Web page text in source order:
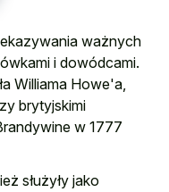
ważnych
i dowódcami.
Williama Howe'a,
brytyjskimi
w 1777
służyły jako